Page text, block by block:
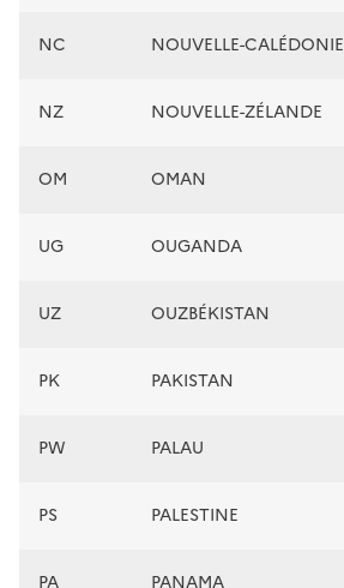
NC NOUVELLE-CALÉDONIE
NZ NOUVELLE-ZÉLANDE
OM OMAN
UG OUGANDA
UZ OUZBÉKISTAN
PK PAKISTAN
PW PALAU
PS PALESTINE
PA PANAMA